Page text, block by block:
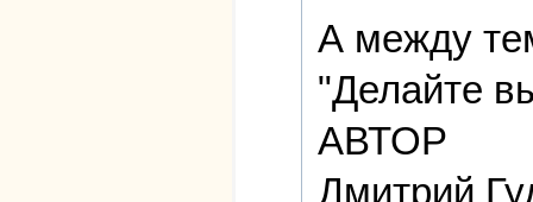
А между
"Делайте
АВТОР
Дмитрий